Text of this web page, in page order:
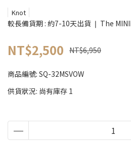
Knot
較長備貨期 : 約7-10天出貨 ❘ The
NT$2,500 NT$6,950
商品編號: SQ-32MSVOW
供貨狀況: 尚有庫存 1